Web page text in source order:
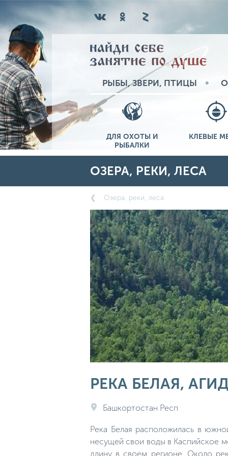
РЫБЫ, ЗВЕРИ, ПТИЦЫ
ДЛЯ ОХОТЫ И
РЫБАЛКИ
КЛЕВЫЕ
ОЗЕРА, РЕКИ, ЛЕСА
Озера, реки, леса
РЕКА БЕЛАЯ,
Башкортостан Респ
Река Белая расположилась в
несущей свои воды в Каспийское
длину в своем регионе. Около